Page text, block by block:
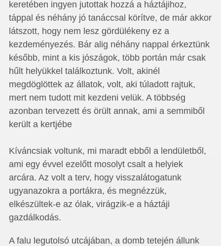
keretében ingyen jutottak hozzá a háztájihoz,
táppal és néhány jó tanáccsal körítve, de már akkor
látszott, hogy nem lesz gördülékeny ez a
kezdeményezés. Bár alig néhány nappal érkeztünk
később, mint a kis jószágok, több portán már csak
hűlt helyükkel találkoztunk. Volt, akinél
megdöglöttek az állatok, volt, aki túladott rajtuk,
mert nem tudott mit kezdeni velük. A többség
azonban tervezett és örült annak, ami a semmiből
került a kertjébe
Kíváncsiak voltunk, mi maradt ebből a lendületből,
ami egy évvel ezelőtt mosolyt csalt a helyiek
arcára. Az volt a terv, hogy visszalátogatunk
ugyanazokra a portákra, és megnézzük,
elkészültek-e az ólak, virágzik-e a háztáji
gazdálkodás.
A falu legutolsó utcájában, a domb tetején állunk